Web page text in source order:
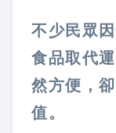
不少民眾
食品取代
然方便，
值。